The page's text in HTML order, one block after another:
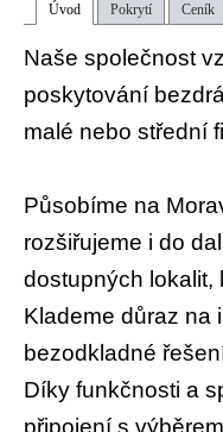
Úvod Pokrytí Ceník
Naše společnost
poskytování
malé nebo střední
Působíme na
rozšiřujeme i do
dostupných lokalit,
Klademe důraz na
bezodkladné
Díky funkčnosti a
připojení s